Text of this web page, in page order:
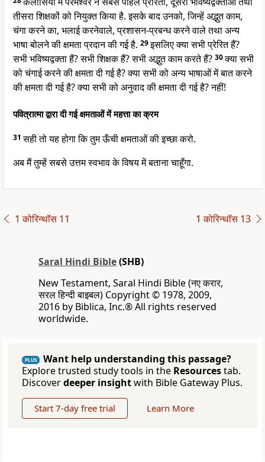
तीसरा शिक्षकों को नियुक्त किया है. इसके बाद उनको, जिन्हें अद्भुत काम,
चंगा करने का, भलाई करनेवाले, प्रशासन-प्रबन्ध करने वाले तथा अन्य
भाषा बोलने की क्षमता प्रदान की गई है. 29इसलिए क्या सभी प्रेरित हैं?
सभी भविष्यद्वक्ता हैं? सभी शिक्षक हैं? सभी अद्भुत काम करते हैं? 30क्या सभी
को चंगाई करने की क्षमता दी गई है? क्या सभी को अन्य भाषाओं में बात करने
की क्षमता दी गई है? क्या सभी को अनुवाद की क्षमता दी गई है? नहीं!
पवित्रात्मा द्वारा दी गई क्षमताओं में महत्ता का क्रम
31सही तो यह होगा कि तुम ऊँची क्षमताओं की इच्छा करो.
अब मैं तुम्हें सबसे उत्तम स्वभाव के विषय में बताना चाहूँगा.
1 कोरिन्थॉस 11 1 कोरिन्थॉस 13
Saral Hindi Bible(SHB)
New Testament, Saral Hindi Bible (नए करार,
सरल हिन्दी बाइबल) Copyright © 1978, 2009,
2016 by Biblica, Inc.® All rights reserved
worldwide.
PLUS
Want help understanding this passage?
Explore trusted study tools in the Resourcestab.
Discoverdeeper insightwith Bible Gateway Plus.
Start 7-day free trial Learn More